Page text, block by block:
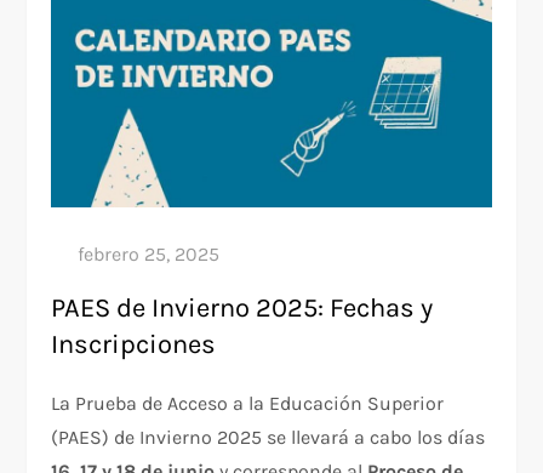
PAES de Invierno 2025: Fechas y
Inscripciones
La Prueba de Acceso a la Educación Superior
(PAES) de Invierno 2025 se llevará a cabo los días